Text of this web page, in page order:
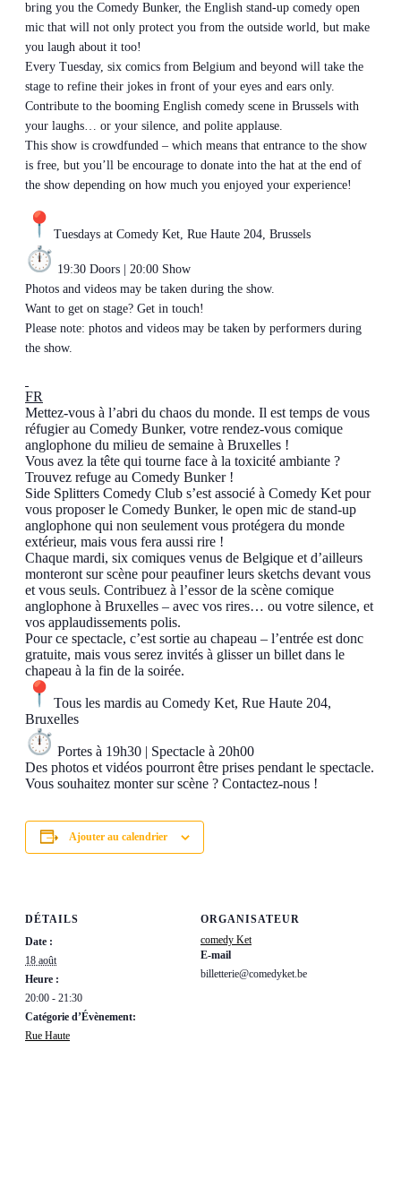
bring you the Comedy Bunker, the English stand-up comedy open
mic that will not only protect you from the outside world, but make
you laugh about it too!
Every Tuesday, six comics from Belgium and beyond will take the
stage to refine their jokes in front of your eyes and ears only.
Contribute to the booming English comedy scene in Brussels with
your laughs… or your silence, and polite applause.
This show is crowdfunded – which means that entrance to the show
is free, but you’ll be encourage to donate into the hat at the end of
the show depending on how much you enjoyed your experience!
Tuesdays at Comedy Ket, Rue Haute 204, Brussels
19:30 Doors | 20:00 Show
Photos and videos may be taken during the show.
Want to get on stage? Get in touch!
Please note: photos and videos may be taken by performers during
the show.
FR
Mettez-vous à l’abri du chaos du monde. Il est temps de vous
réfugier au Comedy Bunker, votre rendez-vous comique
anglophone du milieu de semaine à Bruxelles !
Vous avez la tête qui tourne face à la toxicité ambiante ?
Trouvez refuge au Comedy Bunker !
Side Splitters Comedy Club s’est associé à Comedy Ket pour
vous proposer le Comedy Bunker, le open mic de stand-up
anglophone qui non seulement vous protégera du monde
extérieur, mais vous fera aussi rire !
Chaque mardi, six comiques venus de Belgique et d’ailleurs
monteront sur scène pour peaufiner leurs sketchs devant vous
et vous seuls. Contribuez à l’essor de la scène comique
anglophone à Bruxelles – avec vos rires… ou votre silence, et
vos applaudissements polis.
Pour ce spectacle, c’est sortie au chapeau – l’entrée est donc
gratuite, mais vous serez invités à glisser un billet dans le
chapeau à la fin de la soirée.
Tous les mardis au Comedy Ket, Rue Haute 204,
Bruxelles
Portes à 19h30 | Spectacle à 20h00
Des photos et vidéos pourront être prises pendant le spectacle.
Vous souhaitez monter sur scène ? Contactez-nous !
Ajouter au calendrier
DÉTAILS
Date :
18 août
Heure :
20:00 - 21:30
Catégorie d’Évènement:
Rue Haute
ORGANISATEUR
comedy Ket
E-mail
billetterie@comedyket.be